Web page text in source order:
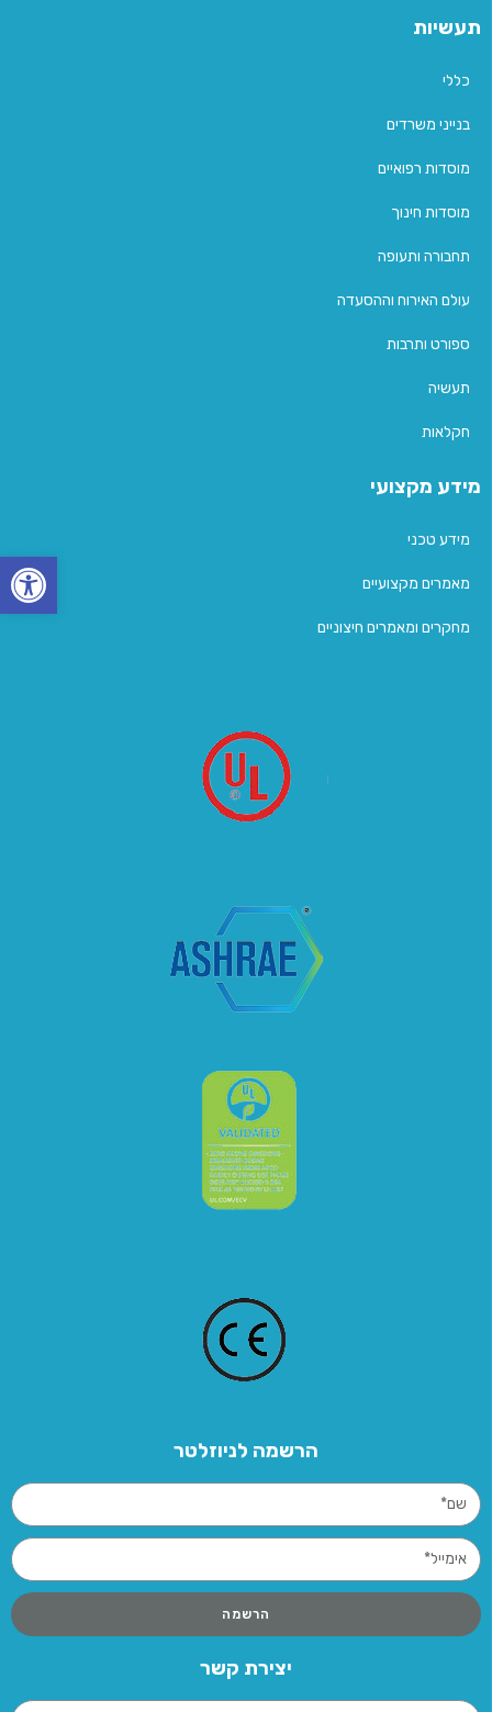
פתח סרגל נגישות
תעשיות
כללי
בנייני משרדים
מוסדות רפואיים
מוסדות חינוך
תחבורה ותעופה
עולם האירוח וההסעדה
ספורט ותרבות
תעשיה
חקלאות
מידע מקצועי
מידע טכני
מאמרים מקצועיים
מחקרים ומאמרים חיצוניים
הרשמה לניוזלטר
הרשמה
יצירת קשר